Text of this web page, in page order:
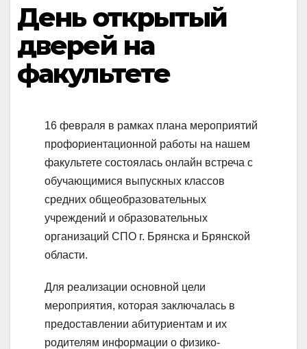
День открытый
дверей на
факультете
16 февраля в рамках плана мероприятий
профориентационной работы на нашем
факультете состоялась онлайн встреча с
обучающимися выпускных классов
средних общеобразовательных
учреждений и образовательных
организаций СПО г. Брянска и Брянской
области.
Для реализации основной цели
мероприятия, которая заключалась в
предоставлении абитуриентам и их
родителям информации о физико-